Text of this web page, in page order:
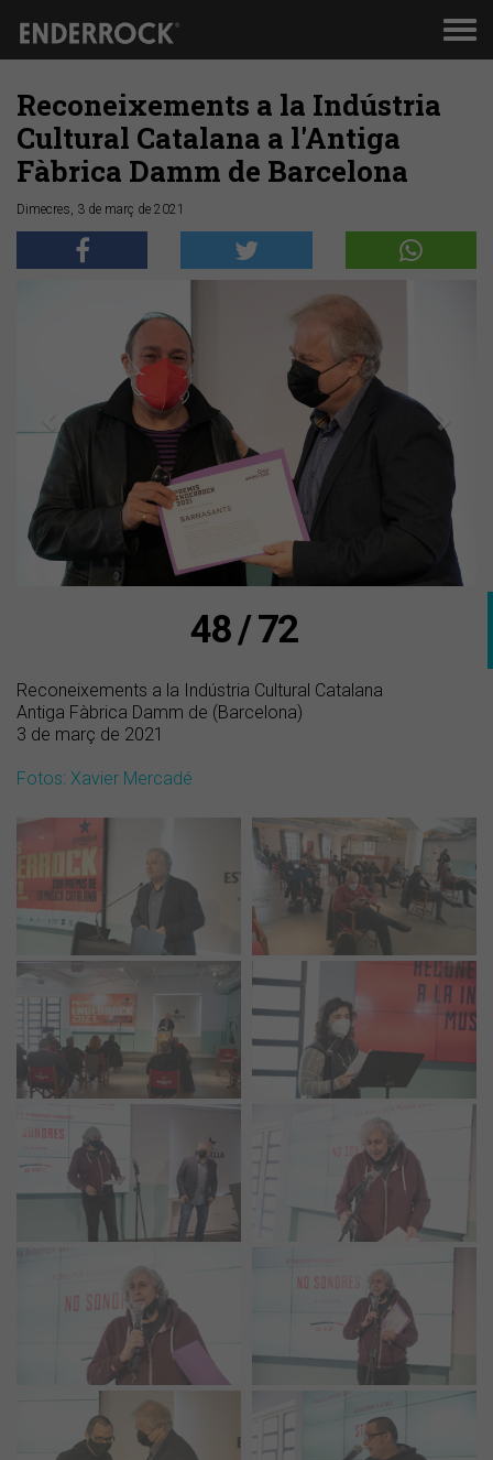
Reconeixements a la Indústria
Cultural Catalana a l'Antiga
Fàbrica Damm de Barcelona
Dimecres, 3 de març de 2021
Anterior
48 / 72
Reconeixements a la Indústria Cultural Catalana
Antiga Fàbrica Damm de (Barcelona)
3 de març de 2021
Fotos: Xavier Mercadé